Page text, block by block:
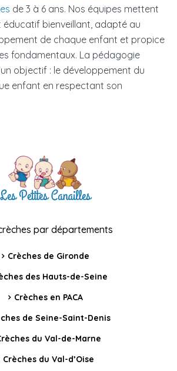
de 3 à 6 ans. Nos équipes mettent
éducatif bienveillant, adapté au
de chaque enfant et propice
fondamentaux. La pédagogie
objectif : le développement du
enfant en respectant son
par départements
Crèches de Gironde
des Hauts-de-Seine
Crèches en PACA
de Seine-Saint-Denis
du Val-de-Marne
Crèches du Val-d’Oise